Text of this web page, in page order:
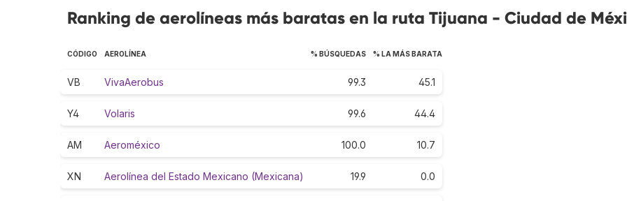
Ranking de aerolíneas más baratas en la ruta Tijuana - Ciudad de
CÓDIGO AEROLÍNEA % BÚSQUEDAS % LA MÁS BARATA
VB VivaAerobus 99.3 45.1
Y4 Volaris 99.6 44.4
AM Aeroméxico 100.0 10.7
XN Aerolínea del Estado Mexicano (Mexicana) 19.9 0.0